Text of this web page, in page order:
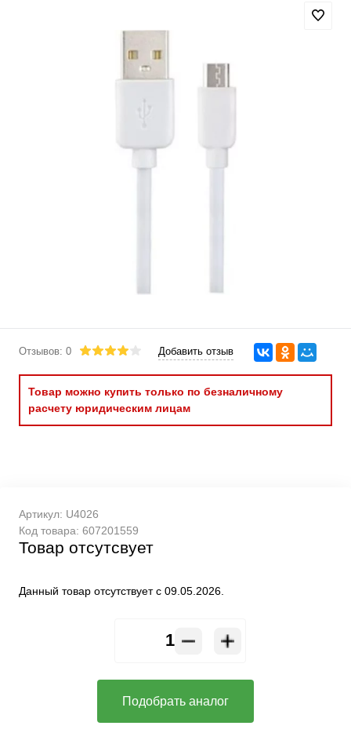
Отзывов: 0 Добавить отзыв
Товар можно купить только по безналичному
расчету юридическим лицам
Артикул: U4026
Код товара: 607201559
Товар отсутсвует
Данный товар отсутствует с 09.05.2026.
Подобрать аналог